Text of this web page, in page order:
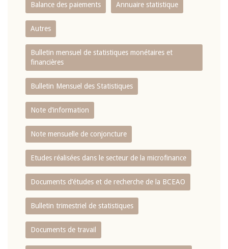
Balance des paiements Annuaire statistique
Autres
Bulletin mensuel de statistiques monétaires et
financières
Bulletin Mensuel des Statistiques
Note d’information
Note mensuelle de conjoncture
Etudes réalisées dans le secteur de la microfinance
Documents d’études et de recherche de la BCEAO
Bulletin trimestriel de statistiques
Documents de travail